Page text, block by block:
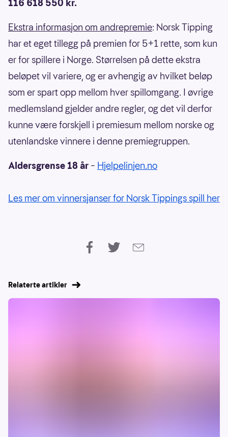
116 618 550 kr.
Ekstra informasjon om andrepremie: Norsk Tipping
har et eget tillegg på premien for 5+1 rette, som kun
er for spillere i Norge. Størrelsen på dette ekstra
beløpet vil variere, og er avhengig av hvilket beløp
som er spart opp mellom hver spillomgang. I øvrige
medlemsland gjelder andre regler, og det vil derfor
kunne være forskjell i premiesum mellom norske og
utenlandske vinnere i denne premiegruppen.
Aldersgrense 18 år – Hjelpelinjen.no
Les mer om vinnersjanser for Norsk Tippings spill her
Relaterte artikler